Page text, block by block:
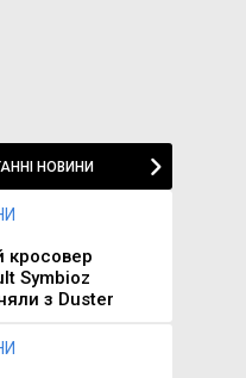
НОВИНИ
кросовер
Symbioz
з Duster